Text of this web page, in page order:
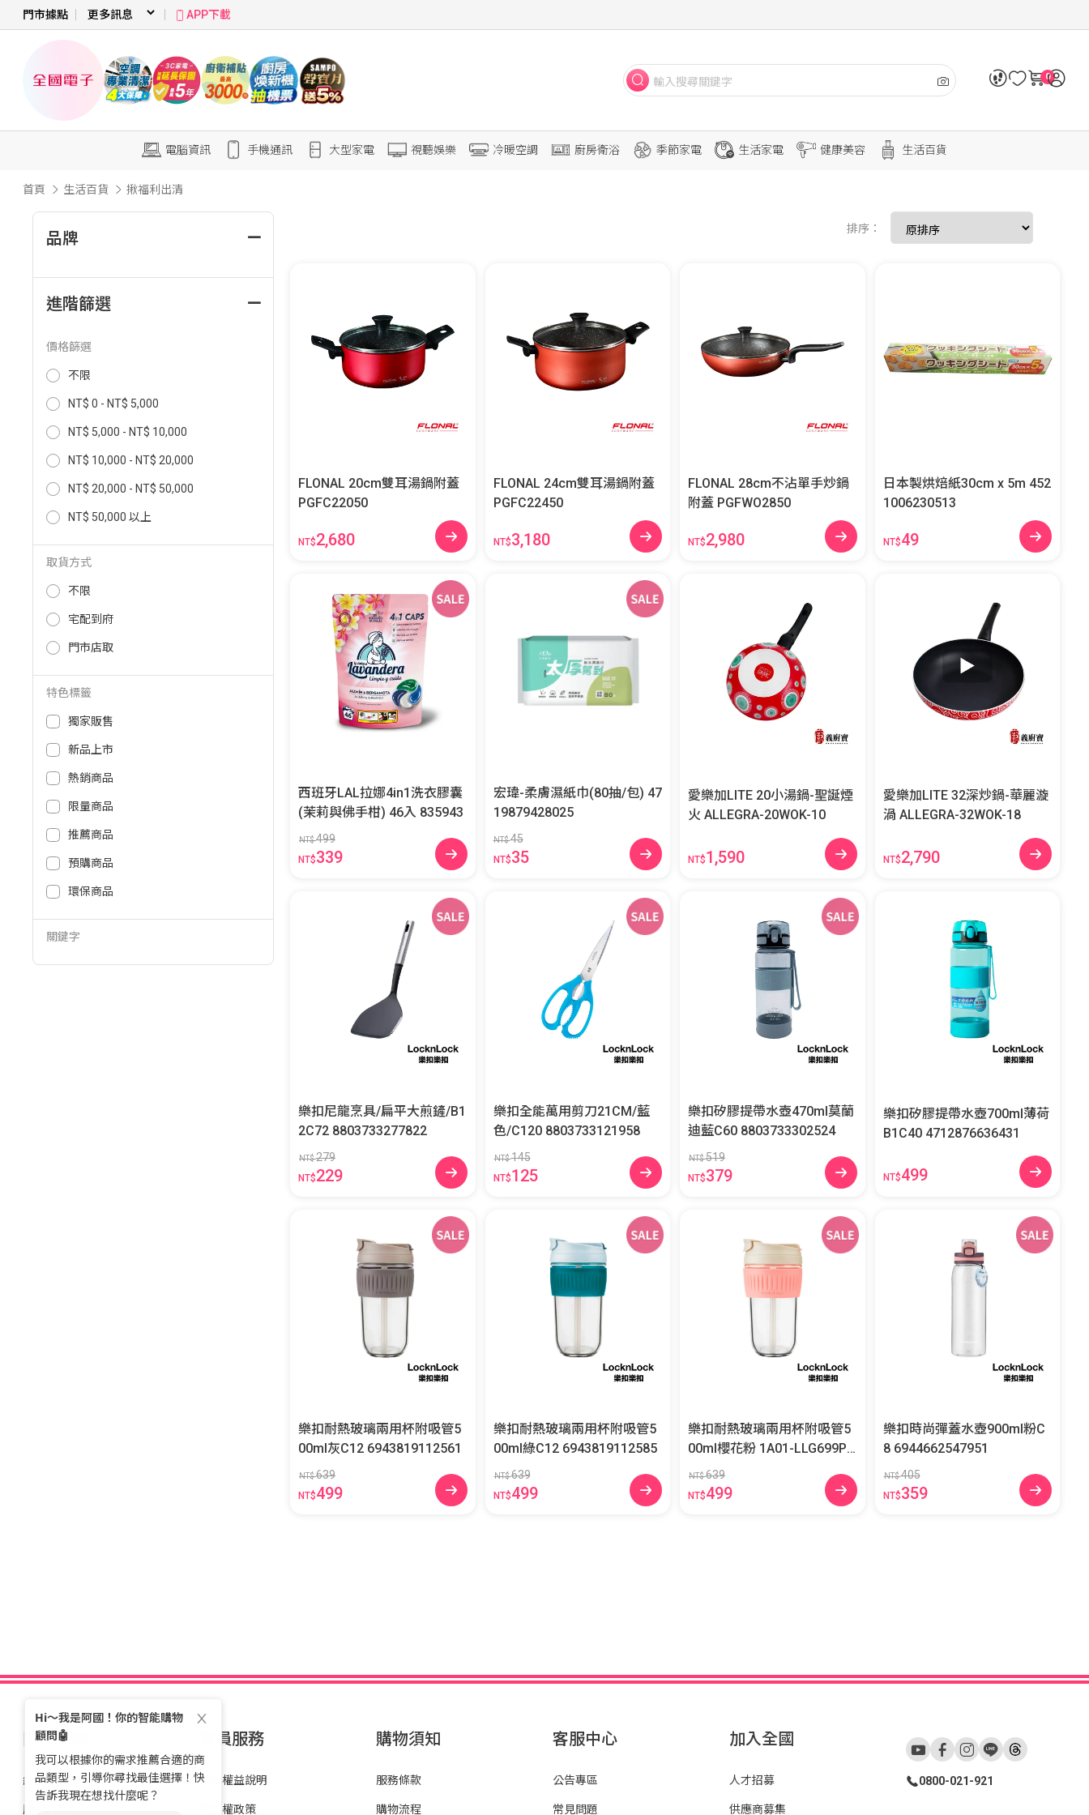
門市據點 APP下載
0
電腦資訊 手機通訊 大型家電 視聽娛樂 冷暖空調 廚房衛浴 季節家電 生活家電 健康美容 生活百貨
首頁 生活百貨 揪福利出清
品牌
進階篩選
價格篩選
不限
NT$ 0 - NT$ 5,000
NT$ 5,000 - NT$ 10,000
NT$ 10,000 - NT$ 20,000
NT$ 20,000 - NT$ 50,000
NT$ 50,000 以上
取貨方式
不限
宅配到府
門市店取
特色標籤
獨家販售
新品上市
熱銷商品
限量商品
推薦商品
預購商品
環保商品
關鍵字
排序：
FLONAL 20cm雙耳湯鍋附蓋
PGFC22050
NT$2,680
FLONAL 24cm雙耳湯鍋附蓋
PGFC22450
NT$3,180
FLONAL 28cm不沾單手炒鍋
附蓋 PGFWO2850
NT$2,980
日本製烘焙紙30cm x 5m 452
1006230513
NT$49
西班牙LAL拉娜4in1洗衣膠囊
(茉莉與佛手柑) 46入 835943
NT$499
NT$339
宏瑋-柔膚濕紙巾(80抽/包) 47
19879428025
NT$45
NT$35
愛樂加LITE 20小湯鍋-聖誕煙
火 ALLEGRA-20WOK-10
NT$1,590
愛樂加LITE 32深炒鍋-華麗漩
渦 ALLEGRA-32WOK-18
NT$2,790
樂扣尼龍烹具/扁平大煎鏟/B1
2C72 8803733277822
NT$279
NT$229
樂扣全能萬用剪刀21CM/藍
色/C120 8803733121958
NT$145
NT$125
樂扣矽膠提帶水壺470ml莫蘭
迪藍C60 8803733302524
NT$519
NT$379
樂扣矽膠提帶水壺700ml薄荷
B1C40 4712876636431
NT$499
樂扣耐熱玻璃兩用杯附吸管5
00ml灰C12 6943819112561
NT$639
NT$499
樂扣耐熱玻璃兩用杯附吸管5
00ml綠C12 6943819112585
NT$639
NT$499
樂扣耐熱玻璃兩用杯附吸管5
00ml櫻花粉 1A01-LLG699PI
NT$639
NT$499
樂扣時尚彈蓋水壺900ml粉C
8 6944662547951
NT$405
NT$359
關於全國
經營理念
歷史沿革
會員服務
會員權益說明
隱私權政策
購物須知
服務條款
購物流程
客服中心
公告專區
常見問題
加入全國
人才招募
供應商募集
0800-021-921